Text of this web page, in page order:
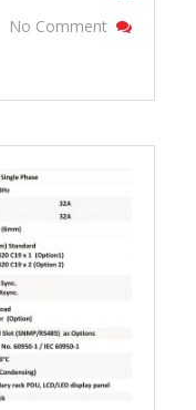
No Comment